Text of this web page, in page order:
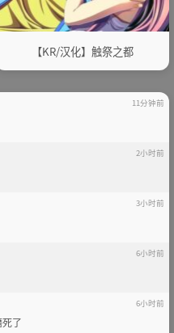
【KR/汉化】触祭之都
11分钟前
2小时前
3小时前
6小时前
6小时前
了